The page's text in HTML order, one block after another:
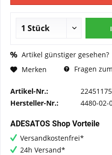
Artikel günstiger gesehen?
Merken
Fragen
Artikel-Nr.:
22451175
Hersteller-Nr.:
4480-02-
ADESATOS Shop Vorteile
Versandkostenfrei*
24h Versand*